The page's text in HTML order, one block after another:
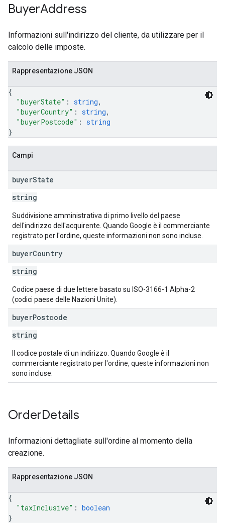
BuyerAddress
Informazioni sull'indirizzo del cliente, da utilizzare per il
calcolo delle imposte.
Rappresentazione JSON
{
"buyerState" : string,
"buyerCountry" : string,
"buyerPostcode" : string
}
Campi
buyerState
string
Suddivisione amministrativa di primo livello del paese
dell'indirizzo dell'acquirente. Quando Google è il commerciante
registrato per l'ordine, queste informazioni non sono incluse.
buyerCountry
string
Codice paese di due lettere basato su ISO-3166-1 Alpha-2
(codici paese delle Nazioni Unite).
buyerPostcode
string
Il codice postale di un indirizzo. Quando Google è il
commerciante registrato per l'ordine, queste informazioni non
sono incluse.
OrderDetails
Informazioni dettagliate sull'ordine al momento della
creazione.
Rappresentazione JSON
{
"taxInclusive" : boolean
}